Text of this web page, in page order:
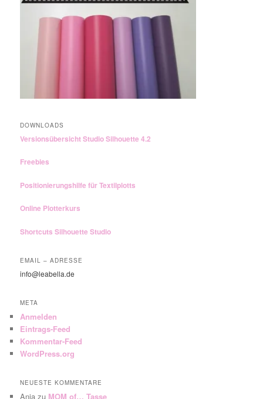
DOWNLOADS
Versionsübersicht Studio Silhouette 4.2
Freebies
Positionierungshilfe für Textilplotts
Online Plotterkurs
Shortcuts Silhouette Studio
EMAIL – ADRESSE
info@leabella.de
META
Anmelden
Eintrags-Feed
Kommentar-Feed
WordPress.org
NEUESTE KOMMENTARE
Anja zu MOM of… Tasse